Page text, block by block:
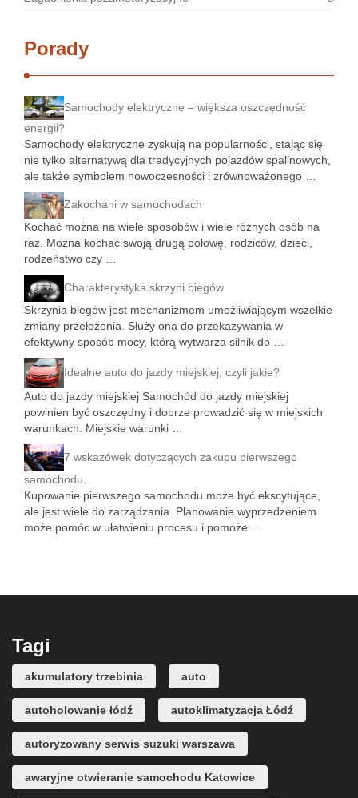
Porady
Samochody elektryczne – większa oszczędność
energii?
Samochody elektryczne zyskują na popularności, stając się
nie tylko alternatywą dla tradycyjnych pojazdów spalinowych,
ale także symbolem nowoczesności i zrównoważonego …
Zakochani w samochodach
Kochać można na wiele sposobów i wiele różnych osób na
raz. Można kochać swoją drugą połowę, rodziców, dzieci,
rodzeństwo czy …
Charakterystyka skrzyni biegów
Skrzynia biegów jest mechanizmem umożliwiającym wszelkie
zmiany przełożenia. Służy ona do przekazywania w
efektywny sposób mocy, którą wytwarza silnik do …
Idealne auto do jazdy miejskiej, czyli jakie?
Auto do jazdy miejskiej Samochód do jazdy miejskiej
powinien być oszczędny i dobrze prowadzić się w miejskich
warunkach. Miejskie warunki …
7 wskazówek dotyczących zakupu pierwszego
samochodu.
Kupowanie pierwszego samochodu może być ekscytujące,
ale jest wiele do zarządzania. Planowanie wyprzedzeniem
może pomóc w ułatwieniu procesu i pomoże …
Tagi
akumulatory trzebinia auto
autoholowanie łódź autoklimatyzacja Łódź
autoryzowany serwis suzuki warszawa
awaryjne otwieranie samochodu Katowice